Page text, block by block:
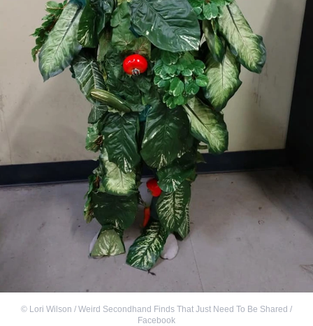
© Lori Wilson / Weird Secondhand Finds That Just Need To Be Shared /
Facebook